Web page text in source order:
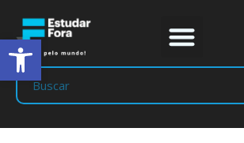
Abrir a barra de ferramentas